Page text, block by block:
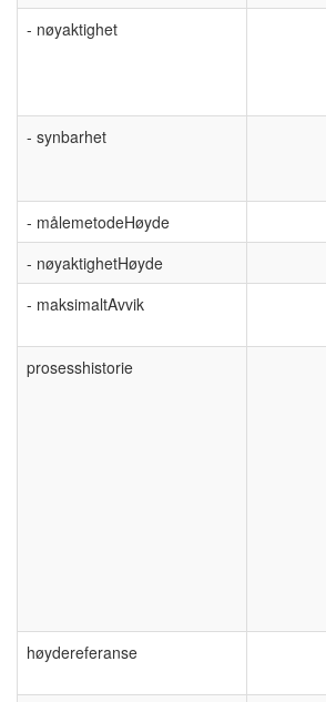
- nøyaktighet
- synbarhet
- målemetodeHøyde
- nøyaktighetHøyde
- maksimaltAvvik
prosesshistorie
høydereferanse